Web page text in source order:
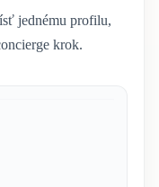
jednému profilu,
krok.